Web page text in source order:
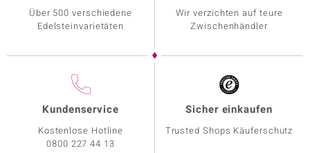
Über 500 verschiedene
Edelsteinvarietäten
Wir verzichten auf teure
Zwischenhändler
Kundenservice
Kostenlose Hotline
0800 227 44 13
Sicher einkaufen
Trusted Shops Käuferschutz